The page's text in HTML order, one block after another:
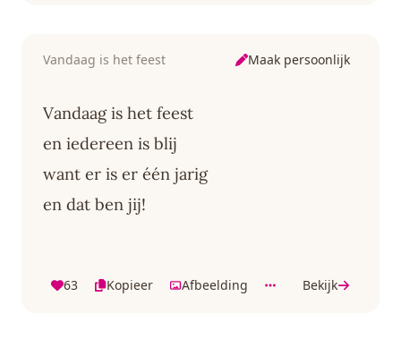
Vandaag is het feest Maak persoonlijk
Vandaag is het feest
en iedereen is blij
want er is er één jarig
en dat ben jij!
63 Kopieer Afbeelding Bekijk